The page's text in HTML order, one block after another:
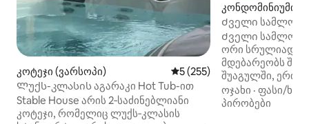
კოტეჯი (ვარსოპი) საშუალო შეფასებაა 5‑დან
5 (255)
Ლუქს-კლასის აგარაკი Hot Tub-ით
Stable House არის 2‑საძინებლიანი
კოტეჯი, რომელიც ლუქს‑კლასის
კონდომინიუმი
e)
Ძველი
Ძველი სამლოცველო
ორი სრულიად
მდებარეობს
შუაგულში,
მთავარ ქუჩაზე,
გავლილი,
ოჯახი ·ფასი/
პირობები